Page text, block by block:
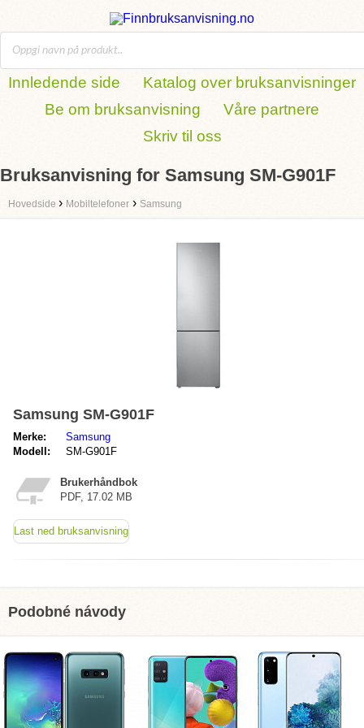
Innledende side
Katalog over bruksanvisninger
Be om bruksanvisning
Våre partnere
Skriv til oss
Bruksanvisning for Samsung SM-G901F
Hovedside › Mobiltelefoner › Samsung
Samsung SM-G901F
Merke:
Samsung
Modell:
SM-G901F
Brukerhåndbok
PDF, 17.02 MB
Last ned bruksanvisning
Podobné návody